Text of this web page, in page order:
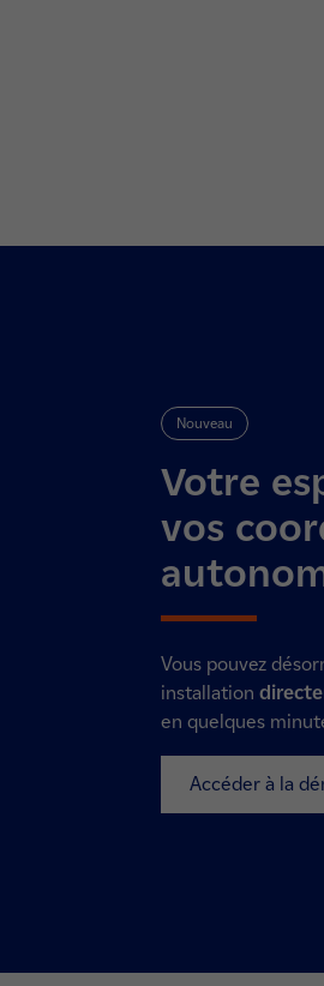
Nouveau
Votre
vos
Vous pouvez
installation
en quelques
Accéder à la